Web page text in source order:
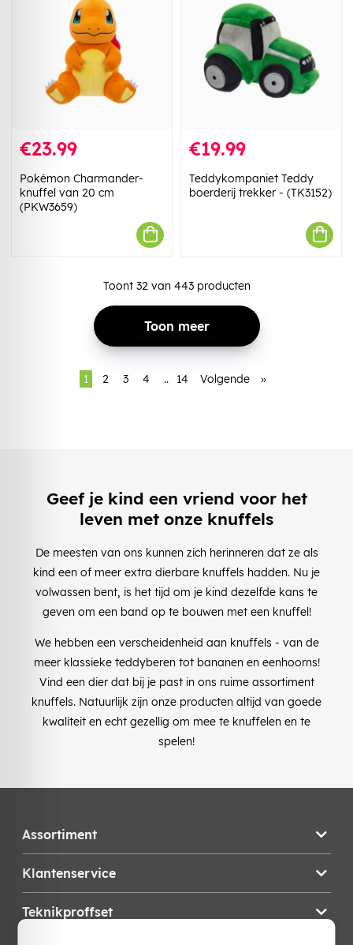
€23.99
Pokémon Charmander-
knuffel van 20 cm
(PKW3659)
€19.99
Teddykompaniet Teddy
boerderij trekker - (TK3152)
Toont 32van 443producten
Toon meer
1 2 3 4 .. 14 Volgende »
Geef je kind een vriend voor het
leven met onze knuffels
De meesten van ons kunnen zich herinneren dat ze als
kind een of meer extra dierbare knuffels hadden. Nu je
volwassen bent, is het tijd om je kind dezelfde kans te
geven om een band op te bouwen met een knuffel!
We hebben een verscheidenheid aan knuffels - van de
meer klassieke teddyberen tot bananen en eenhoorns!
Vind een dier dat bij je past in ons ruime assortiment
knuffels. Natuurlijk zijn onze producten altijd van goede
kwaliteit en echt gezellig om mee te knuffelen en te
spelen!
Assortiment
Klantenservice
Teknikproffset